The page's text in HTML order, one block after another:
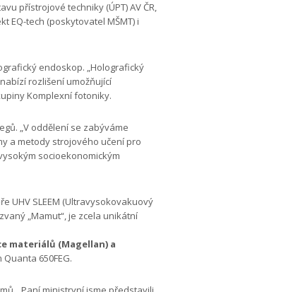
přístrojové techniky (ÚPT) AV ČR,
EQ-tech (poskytovatel MŠMT) i
endoskop. „Holografický
rozlišení umožňující
Komplexní fotoniky.
„V oddělení se zabýváme
a metody strojového učení pro
socioekonomickým
UHV SLEEM (Ultravysokovakuový
„Mamut“, je zcela unikátní
materiálů (Magellan) a
650FEG.